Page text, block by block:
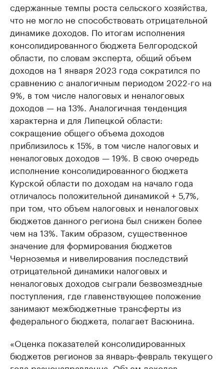
сдержанные темпы роста сельского хозяйства,
что не могло не способствовать отрицательной
динамике доходов. По итогам исполнения
консолидированного бюджета Белгородской
области, по словам эксперта, общий объем
доходов на 1 января 2023 года сократился по
сравнению с аналогичным периодом 2022-го на
9%, в том числе налоговых и неналоговых
доходов — на 13%. Аналогичная тенденция
характерна и для Липецкой области:
сокращение общего объема доходов
приблизилось к 15%, в том числе налоговых и
неналоговых доходов — 19%. В свою очередь
исполнение консолидированного бюджета
Курской области по доходам на начало года
отличалось положительной динамикой + 5,7%,
при том, что объем налоговых и неналоговых
бюджетов данного региона был снижен более
чем на 13%. Таким образом, существенное
значение для формирования бюджетов
Черноземья и нивелирования последствий
отрицательной динамики налоговых и
неналоговых доходов сыграли безвозмездные
поступления, где главенствующее положение
занимают межбюджетные трансферты из
федерального бюджета, полагает Васюнина.
«Оценка показателей консолидированных
бюджетов регионов за январь-февраль текущего